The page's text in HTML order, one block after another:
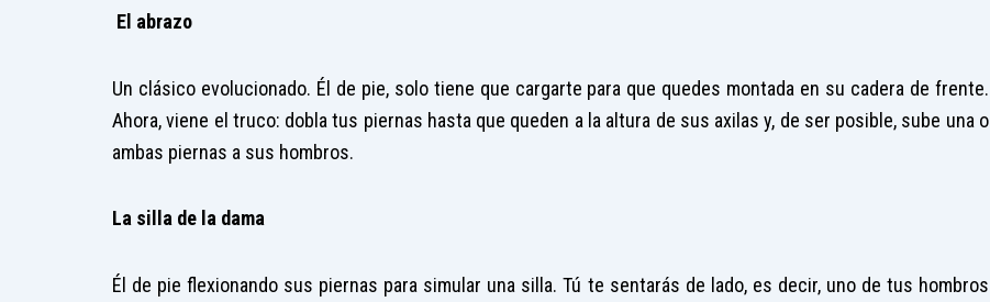
El abrazo
Un clásico evolucionado. Él de pie, solo tiene que cargarte para que quedes montada en su cadera de frente.
Ahora, viene el truco: dobla tus piernas hasta que queden a la altura de sus axilas y, de ser posible, sube una o
ambas piernas a sus hombros.
La silla de la dama
Él de pie flexionando sus piernas para simular una silla. Tú te sentarás de lado, es decir, uno de tus hombros